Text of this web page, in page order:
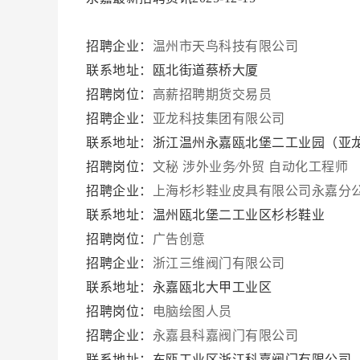
招聘企业： 温州市天鸟科技有限公司
联系地址：瓯北街道蔡桥大厦
招聘岗位： 高薪招聘期货交易员
招聘企业： 亚龙科技集团有限公司
联系地址：浙江温州永嘉瓯北堡二工业园（亚
招聘岗位： 文秘 涉外业务∕外贸 自动化工程师
招聘企业：
上海杉杉鞋业皮具有限公司永嘉分
联系地址：温州瓯北堡二工业区杉杉鞋业
招聘岗位： 广告创意
招聘企业： 浙江三维阀门有限公司
联系地址：永嘉瓯北大甲工业区
招聘岗位：
电脑绘图人员
招聘企业： 永嘉县科嘉阀门有限公司